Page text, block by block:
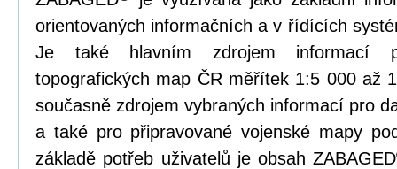
orientovaných informačních a v řídících
Je také hlavním zdrojem informací
topografických map ČR měřítek 1:5 000 až
současně zdrojem vybraných informací pro
a také pro připravované vojenské mapy
základě potřeb uživatelů je obsah ZABAGED